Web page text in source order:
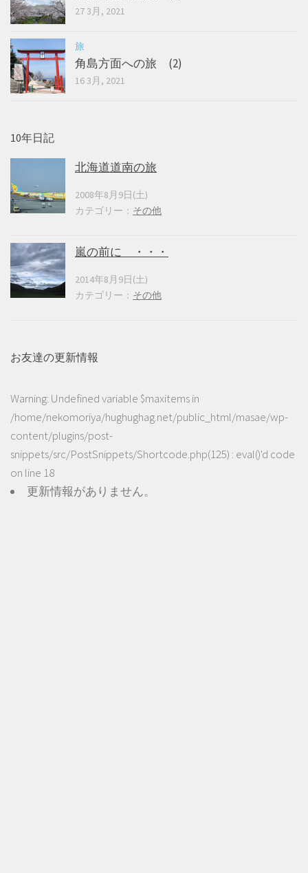
27 3月, 2021
旅
角島方面への旅 (2)
16 3月, 2021
10年日記
北海道道南の旅
2008年8月9日(土)
カテゴリー： その他
嵐の前に ・・・
2014年8月9日(土)
カテゴリー： その他
お友達の更新情報
Warning: Undefined variable $maxitems in
/home/nekomoriya/hughughag.net/public_html/masae/wp-
content/plugins/post-
snippets/src/PostSnippets/Shortcode.php(125) : eval()'d code
on line 18
更新情報がありません。